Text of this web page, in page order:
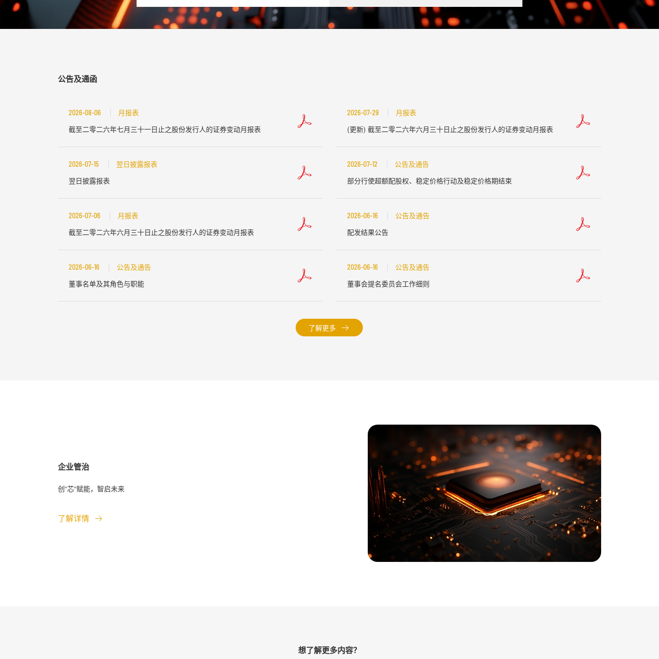
公告及通函
2026-08-06 月报表
截至二零二六年七月三十一日止之股份发行人的证券变动月报表
2026-07-29 月报表
(更新) 截至二零二六年六月三十日止之股份发行人的证券变动月报表
2026-07-15 翌日披露报表
翌日披露报表
2026-07-12 公告及通告
部分行使超额配股权、稳定价格行动及稳定价格期结束
2026-07-06 月报表
截至二零二六年六月三十日止之股份发行人的证券变动月报表
2026-06-16 公告及通告
配发结果公告
2026-06-16 公告及通告
董事名单及其角色与职能
2026-06-16 公告及通告
董事会提名委员会工作细则
了解更多
企业管治
创“芯“赋能，智启未来
了解详情
想了解更多内容？